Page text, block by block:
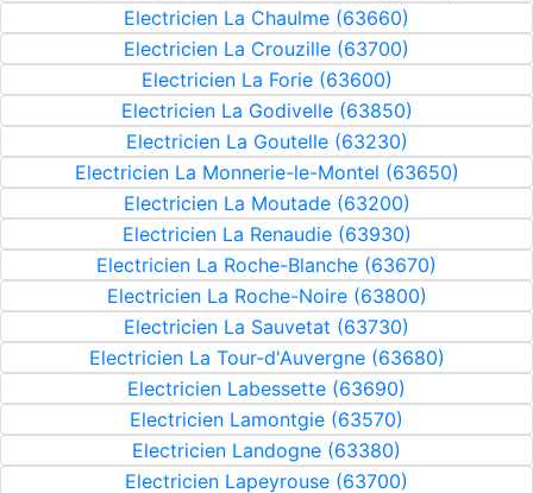
Electricien La Chaulme (63660)
Electricien La Crouzille (63700)
Electricien La Forie (63600)
Electricien La Godivelle (63850)
Electricien La Goutelle (63230)
Electricien La Monnerie-le-Montel (63650)
Electricien La Moutade (63200)
Electricien La Renaudie (63930)
Electricien La Roche-Blanche (63670)
Electricien La Roche-Noire (63800)
Electricien La Sauvetat (63730)
Electricien La Tour-d'Auvergne (63680)
Electricien Labessette (63690)
Electricien Lamontgie (63570)
Electricien Landogne (63380)
Electricien Lapeyrouse (63700)